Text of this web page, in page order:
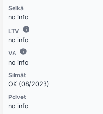
Selkä
no info
LTV
no info
VA
no info
Silmät
OK (08/2023)
Polvet
no info